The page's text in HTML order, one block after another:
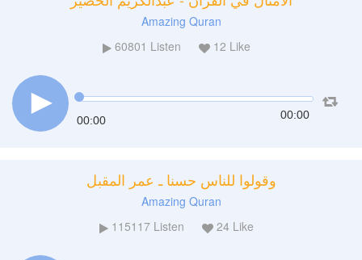
Amazing Quran
60801 Listen 12 Like
00:00 00:00
وقولوا للناس حسنا ـ عمر المقبل
Amazing Quran
115117Listen 24Like